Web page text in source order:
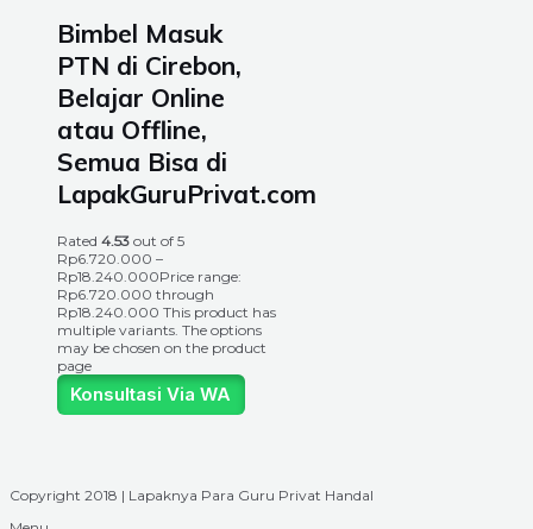
Bimbel Masuk
PTN di Cirebon,
Belajar Online
atau Offline,
Semua Bisa di
LapakGuruPrivat.com
Rated 4.53 out of 5
Rp6.720.000 –
Rp18.240.000Price range:
Rp6.720.000 through
Rp18.240.000 This product has
multiple variants. The options
may be chosen on the product
page
Konsultasi Via WA
Copyright 2018 | Lapaknya Para Guru Privat Handal